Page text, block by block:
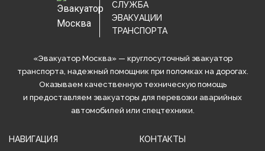
СЛУЖБА
ЭВАКУАЦИИ
ТРАНСПОРТА
«Эвакуатор Москва» — круглосуточный эвакуатор
транспорта, надежный помощник при поломках на дорогах.
Оказываем качественную техническую помощь
и предоставляем эвакуаторы для перевозки аварийных
автомобилей или спецтехники.
НАВИГАЦИЯ КОНТАКТЫ